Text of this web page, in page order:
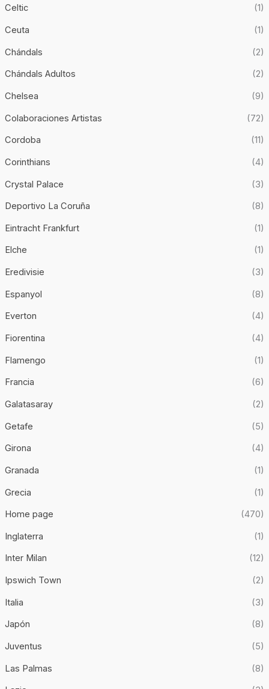
Celtic (1)
Ceuta (1)
Chándals (2)
Chándals Adultos (2)
Chelsea (9)
Colaboraciones Artistas (72)
Cordoba (11)
Corinthians (4)
Crystal Palace (3)
Deportivo La Coruña (8)
Eintracht Frankfurt (1)
Elche (1)
Eredivisie (3)
Espanyol (8)
Everton (4)
Fiorentina (4)
Flamengo (1)
Francia (6)
Galatasaray (2)
Getafe (5)
Girona (4)
Granada (1)
Grecia (1)
Home page (470)
Inglaterra (1)
Inter Milan (12)
Ipswich Town (2)
Italia (3)
Japón (8)
Juventus (5)
Las Palmas (8)